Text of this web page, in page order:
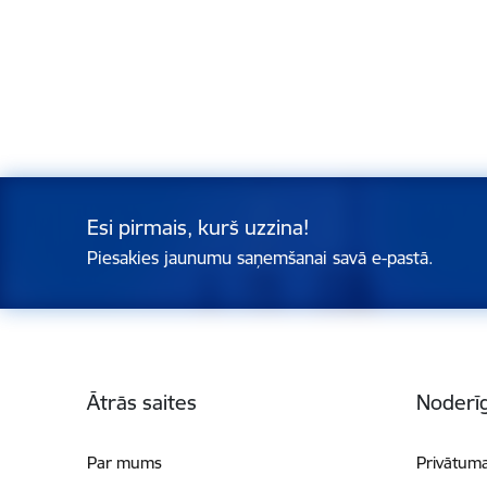
Esi pirmais, kurš uzzina!
Piesakies jaunumu saņemšanai savā e-pastā.
Ātrās saites
Par mums